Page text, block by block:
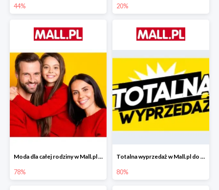
44% 20%
Moda dla całej rodziny w Mall.pl do -78%
78%
Totalna wyprzedaż w Mall.pl do -80%
80%